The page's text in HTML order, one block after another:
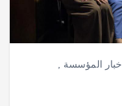
اخبار المؤسسة